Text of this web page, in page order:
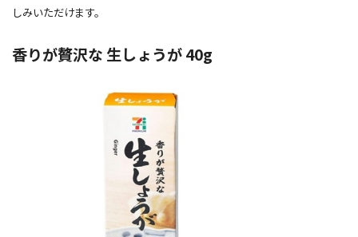
しみいただけます。
香りが贅沢な 生しょうが 40g